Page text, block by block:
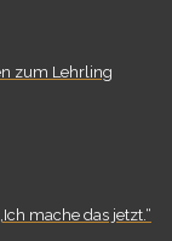
zum Lehrling
mache das jetzt.“